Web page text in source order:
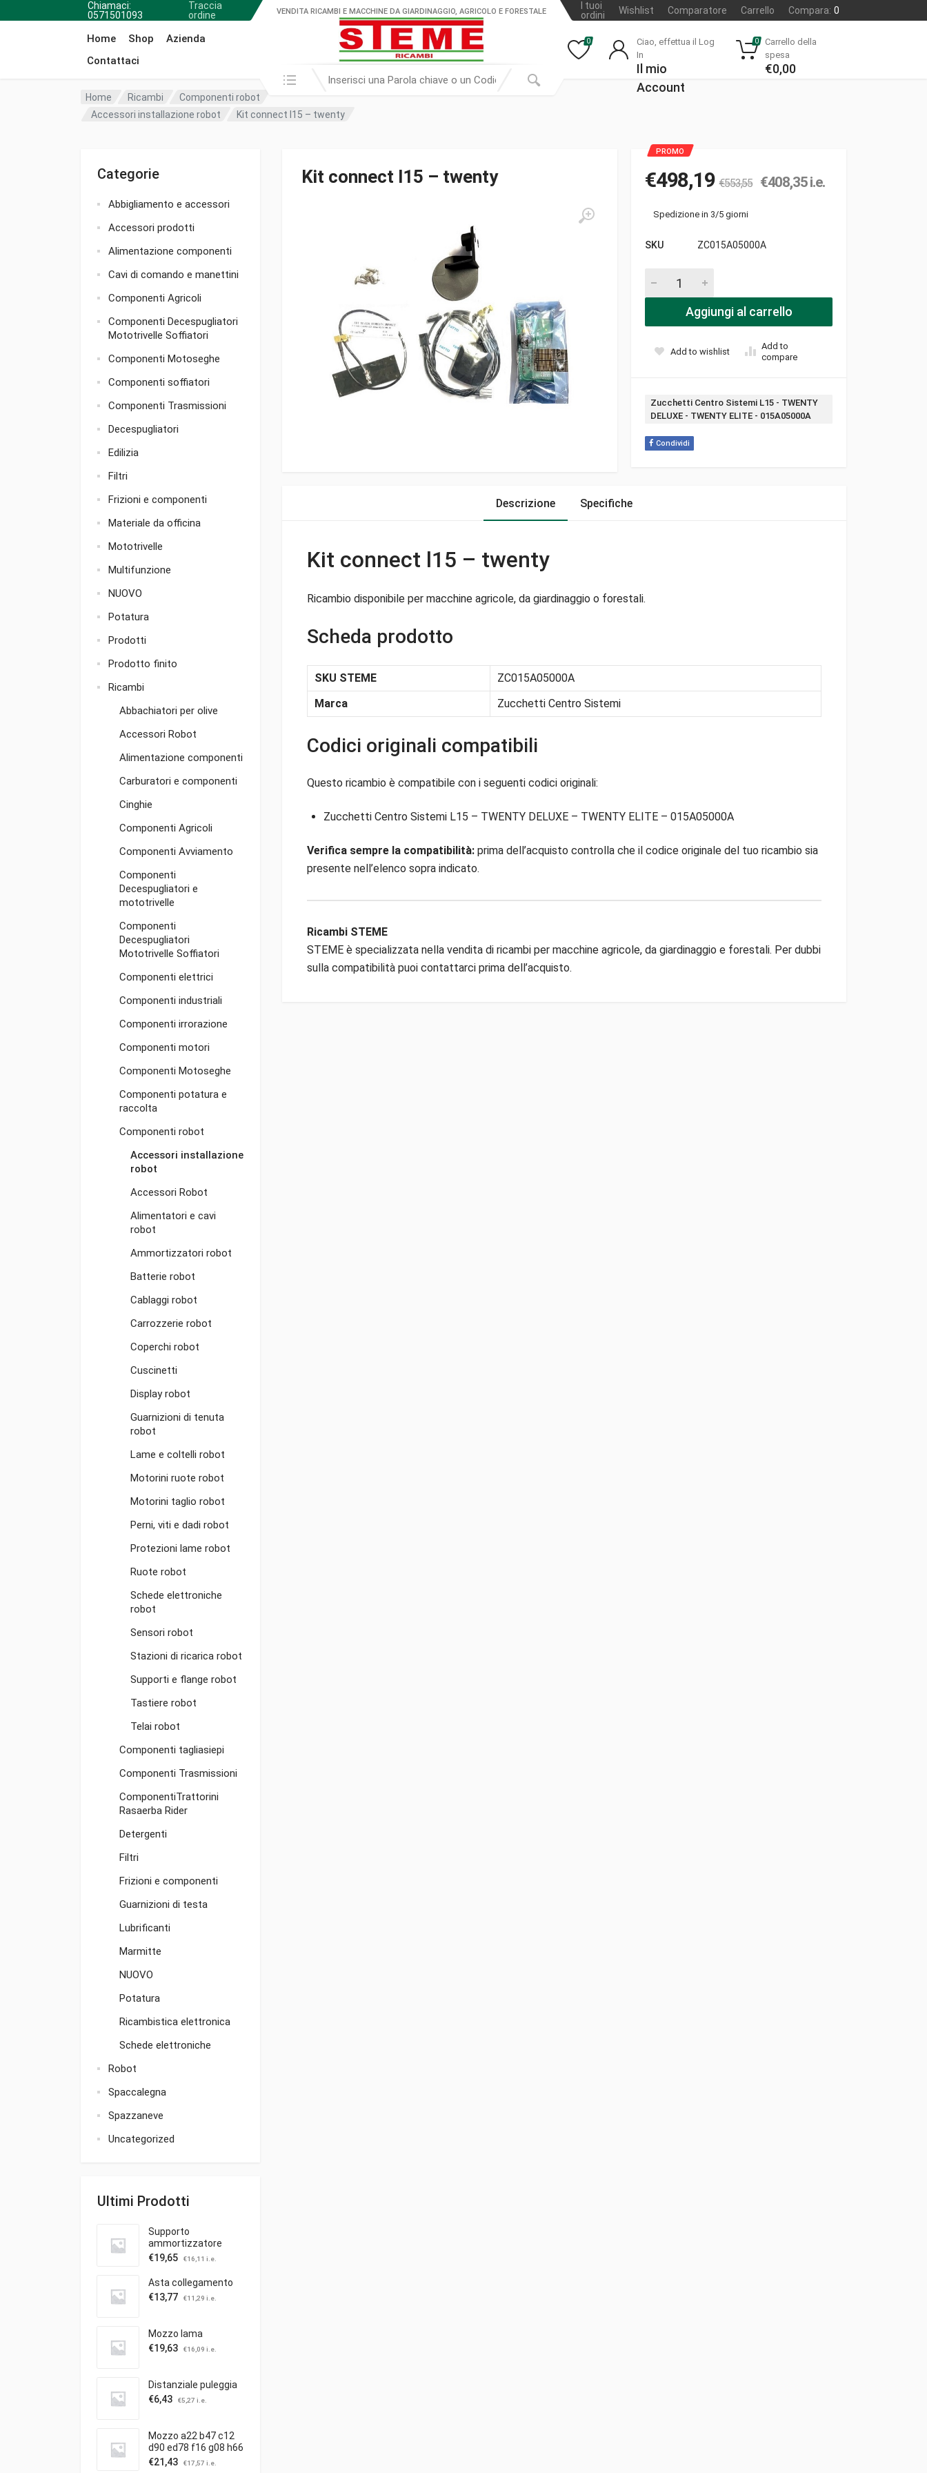
Chiamaci:
0571501093
Traccia
ordine
I tuoi
ordini
Wishlist Comparatore Carrello Compara: 0
Home Shop
Azienda
Contattaci
VENDITA RICAMBI E MACCHINE DA GIARDINAGGIO, AGRICOLO E FORESTALE
Cerca in:
0
Ciao, effettua il Log
In
Il mio
Account
0
Carrello della
spesa
€0,00
Home Ricambi
Componenti robot
Accessori installazione robot
Kit connect l15 – twenty
Categorie
Abbigliamento e accessori
Accessori prodotti
Alimentazione componenti
Cavi di comando e manettini
Componenti Agricoli
Componenti Decespugliatori
Mototrivelle Soffiatori
Componenti Motoseghe
Componenti soffiatori
Componenti Trasmissioni
Decespugliatori
Edilizia
Filtri
Frizioni e componenti
Materiale da officina
Mototrivelle
Multifunzione
NUOVO
Potatura
Prodotti
Prodotto finito
Ricambi
Abbachiatori per olive
Accessori Robot
Alimentazione componenti
Carburatori e componenti
Cinghie
Componenti Agricoli
Componenti Avviamento
Componenti
Decespugliatori e
mototrivelle
Componenti
Decespugliatori
Mototrivelle Soffiatori
Componenti elettrici
Componenti industriali
Componenti irrorazione
Componenti motori
Componenti Motoseghe
Componenti potatura e
raccolta
Componenti robot
Accessori installazione
robot
Accessori Robot
Alimentatori e cavi
robot
Ammortizzatori robot
Batterie robot
Cablaggi robot
Carrozzerie robot
Coperchi robot
Cuscinetti
Display robot
Guarnizioni di tenuta
robot
Lame e coltelli robot
Motorini ruote robot
Motorini taglio robot
Perni, viti e dadi robot
Protezioni lame robot
Ruote robot
Schede elettroniche
robot
Sensori robot
Stazioni di ricarica robot
Supporti e flange robot
Tastiere robot
Telai robot
Componenti tagliasiepi
Componenti Trasmissioni
ComponentiTrattorini
Rasaerba Rider
Detergenti
Filtri
Frizioni e componenti
Guarnizioni di testa
Lubrificanti
Marmitte
NUOVO
Potatura
Ricambistica elettronica
Schede elettroniche
Robot
Spaccalegna
Spazzaneve
Uncategorized
Ultimi Prodotti
Supporto
ammortizzatore
€19,65 €16,11 i.e.
Asta collegamento
€13,77 €11,29 i.e.
Mozzo lama
€19,63 €16,09 i.e.
Distanziale puleggia
€6,43 €5,27 i.e.
Mozzo a22 b47 c12
d90 ed78 f16 g08 h66
c/puleggia ibea
€21,43 €17,57 i.e.
Kit connect l15 – twenty €498,19 €553,55 €408,35i.e.
Spedizione in 3/5 giorni
SKU ZC015A05000A
Aggiungi al carrello
Add to wishlist
Add to
compare
Tag:
Zucchetti Centro Sistemi L15 - TWENTY
DELUXE - TWENTY ELITE - 015A05000A
Condividi
Descrizione Specifiche
Kit connect l15 – twenty
Ricambio disponibile per macchine agricole, da giardinaggio o forestali.
Scheda prodotto
SKU STEME
ZC015A05000A
Marca
Zucchetti Centro Sistemi
Codici originali compatibili
Questo ricambio è compatibile con i seguenti codici originali:
Zucchetti Centro Sistemi L15 – TWENTY DELUXE – TWENTY ELITE – 015A05000A
Verifica sempre la compatibilità: prima dell’acquisto controlla che il codice originale del tuo ricambio sia
presente nell’elenco sopra indicato.
Ricambi STEME
STEME è specializzata nella vendita di ricambi per macchine agricole, da giardinaggio e forestali. Per dubbi
sulla compatibilità puoi contattarci prima dell’acquisto.